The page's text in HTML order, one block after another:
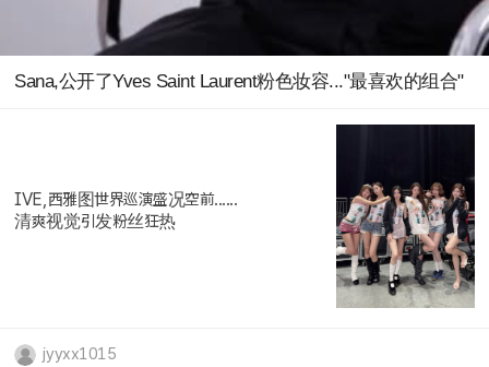
Sana,公开了Yves Saint Laurent粉色妆容..."最喜欢的组合"
IVE,西雅图世界巡演盛况空前......
清爽视觉引发粉丝狂热
jyyxx1015